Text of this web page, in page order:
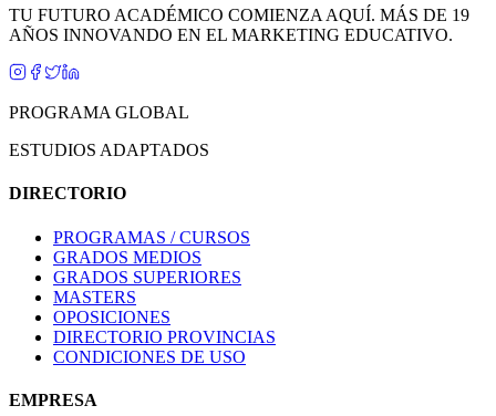
TU FUTURO ACADÉMICO COMIENZA AQUÍ. MÁS DE 19
AÑOS INNOVANDO EN EL MARKETING EDUCATIVO.
PROGRAMA GLOBAL
ESTUDIOS ADAPTADOS
DIRECTORIO
PROGRAMAS / CURSOS
GRADOS MEDIOS
GRADOS SUPERIORES
MASTERS
OPOSICIONES
DIRECTORIO PROVINCIAS
CONDICIONES DE USO
EMPRESA